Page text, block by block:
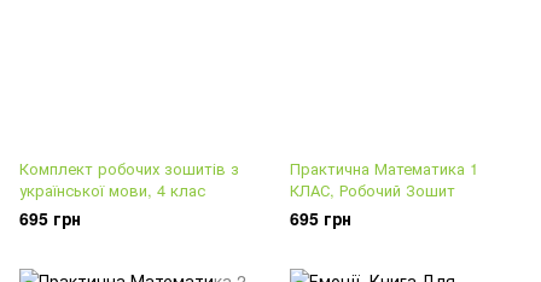
Комплект робочих зошитів з
української мови, 4 клас
695 грн
Практична Математика 1
КЛАС, Робочий Зошит
695 грн